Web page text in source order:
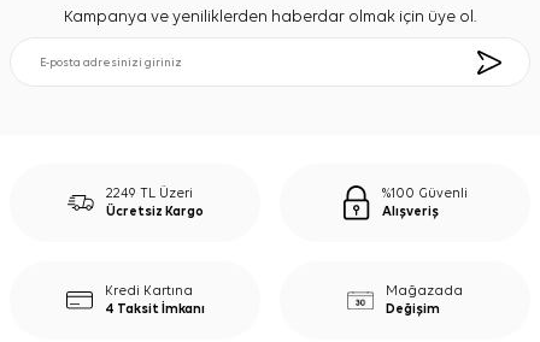
Kampanya ve yeniliklerden haberdar olmak için üye ol.
2249 TL Üzeri
Ücretsiz Kargo
%100 Güvenli
Alışveriş
Kredi Kartına
4 Taksit İmkanı
Mağazada
Değişim